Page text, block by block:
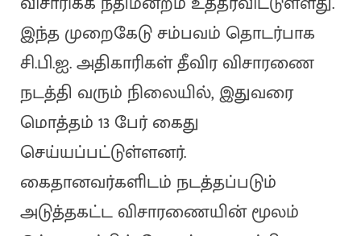
இந்த முறைகேடு சம்பவம் தொடர்பாக
சி.பி.ஐ. அதிகாரிகள் தீவிர விசாரணை
நடத்தி வரும் நிலையில், இதுவரை
மொத்தம் 13 பேர் கைது
செய்யப்பட்டுள்ளனர்.
கைதானவர்களிடம் நடத்தப்படும்
அடுத்தகட்ட விசாரணையின் மூலம்